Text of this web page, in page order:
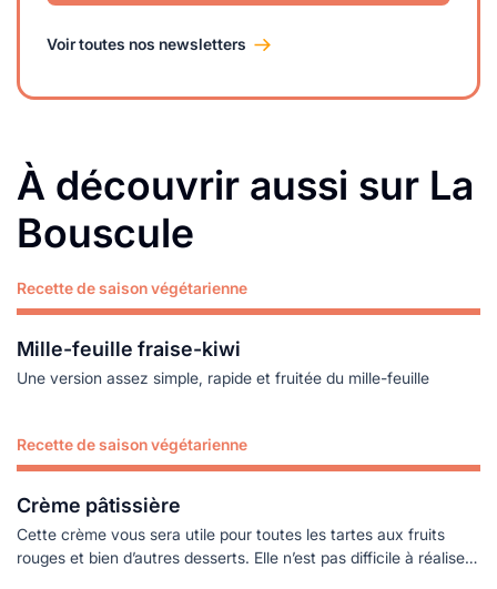
Voir toutes nos newsletters
À découvrir aussi sur La
Bouscule
Recette de saison végétarienne
Mille-feuille fraise-kiwi
Une version assez simple, rapide et fruitée du mille-feuille
Lire plus
Recette de saison végétarienne
Crème pâtissière
Cette crème vous sera utile pour toutes les tartes aux fruits
rouges et bien d’autres desserts. Elle n’est pas difficile à réaliser,
Lire plus